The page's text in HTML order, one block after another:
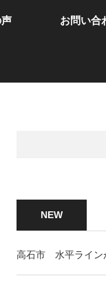
お問い合
NEW
高石市 水平ライン